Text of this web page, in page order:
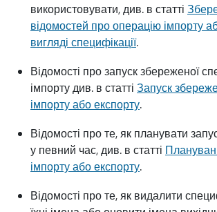
використовувати, див. в статті
відомостей про операцію імпорту
вигляді специфікації.
Відомості про запуск збереженої
імпорту див. в статті Запуск
імпорту або експорту.
Відомості про те, як планувати
у певний час, див. в статті
імпорту або експорту.
Відомості про те, як видалити